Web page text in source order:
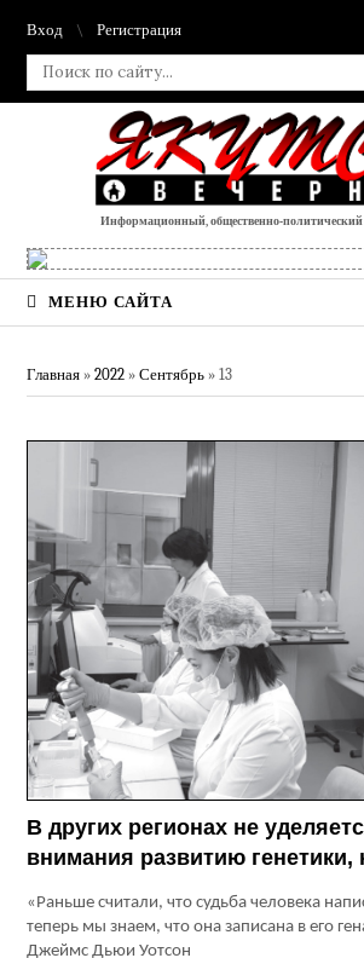
Вход Регистрация
Информационный, общественно-политический
МЕНЮ САЙТА
Главная »2022 » Сентябрь » 13
В других регионах не
внимания развитию генетики,
«Раньше считали, что судьба человека
теперь мы знаем, что она записана в его
Джеймс Дьюи Уотсон